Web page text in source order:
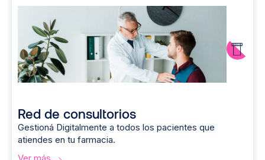
Red de consultorios
Gestioná Digitalmente a todos los pacientes que
atiendes en tu farmacia.